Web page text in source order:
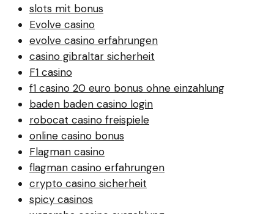
slots mit bonus
Evolve casino
evolve casino erfahrungen
casino gibraltar sicherheit
F1 casino
f1 casino 20 euro bonus ohne einzahlung
baden baden casino login
robocat casino freispiele
online casino bonus
Flagman casino
flagman casino erfahrungen
crypto casino sicherheit
spicy casinos